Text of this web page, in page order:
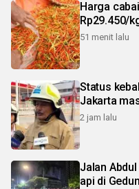
Harga
Rp29.450/
51 menit lalu
Status
Jakarta
2 jam lalu
Jalan
api di